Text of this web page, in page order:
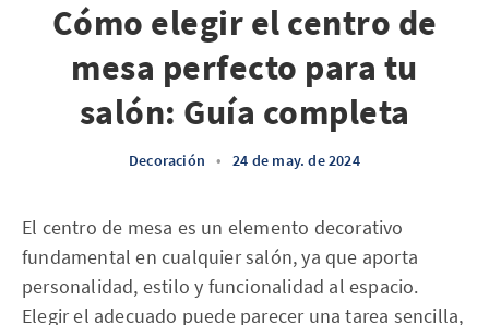
Cómo elegir el centro de
mesa perfecto para tu
salón: Guía completa
Decoración • 24 de may. de 2024
El centro de mesa es un elemento decorativo
fundamental en cualquier salón, ya que aporta
personalidad, estilo y funcionalidad al espacio.
Elegir el adecuado puede parecer una tarea sencilla,